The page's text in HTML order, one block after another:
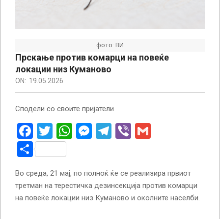
фото: ВИ
Прскање против комарци на повеќе
локации низ Куманово
ON: 19.05.2026
Сподели со своите пријатели
Facebook
Twitter
WhatsApp
Messenger
Telegram
Viber
Share
Во среда, 21 мај, по полноќ ќе се реализира првиот
третман на терестичка дезинсекција против комарци
на повеќе локации низ Куманово и околните населби.